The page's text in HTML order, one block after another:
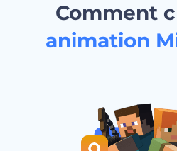
Comment
animation